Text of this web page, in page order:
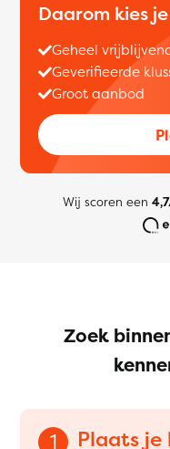
Daarom kies
Geheel
Geverifieerde
Groot aanbod
Wij scoren een
Zoek
1 Plaats je